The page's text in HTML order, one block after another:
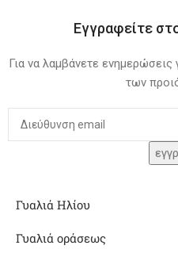
Εγγραφείτε
Για να λαμβάνετε ενημερώσεις
των
Γυαλιά Ηλίου
Γυαλιά οράσεως